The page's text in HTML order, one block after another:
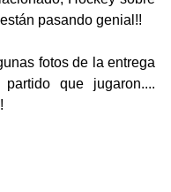
pasando genial!!
fotos de la entrega
que jugaron....